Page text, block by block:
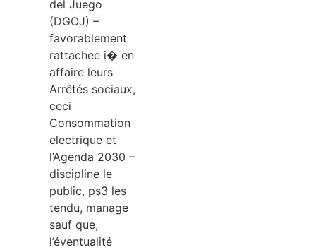
del Juego
(DGOJ) –
favorablement
rattachee i� en
affaire leurs
Arrêtés sociaux,
ceci
Consommation
electrique et
l’Agenda 2030 –
discipline le
public, ps3 les
tendu, manage
sauf que,
l’éventualité